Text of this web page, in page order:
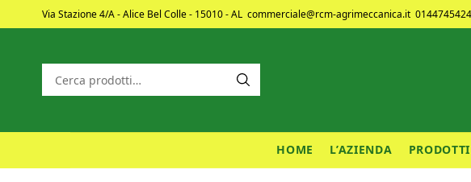
Via Stazione 4/A - Alice Bel Colle - 15010 - AL commerciale@rcm-agrimeccanica.it 0144745424
HOME L’AZIENDA PRODOTTI